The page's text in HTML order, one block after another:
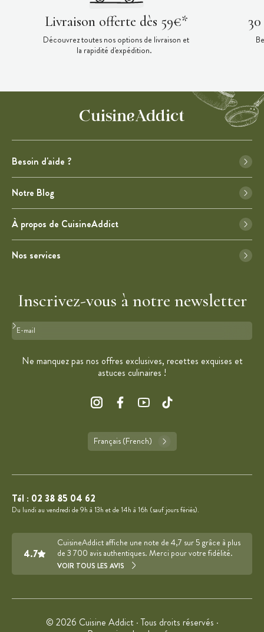
Livraison offerte dès 59€*
Découvrez toutes nos options de livraison et
la rapidité d'expédition.
Besoin d'aide ?
Notre Blog
À propos de CuisineAddict
Nos services
Inscrivez-vous à notre newsletter
Format : adresse@email.com
Ne manquez pas nos offres exclusives, recettes exquises et
astuces culinaires !
Français (French)
Tél : 02 38 85 04 62
Du lundi au vendredi de 9h à 13h et de 14h à 16h (sauf jours fériés).
4.7
CuisineAddict affiche une note de 4,7 sur 5 grâce à plus
de 3 700 avis authentiques. Merci pour votre fidélité.
VOIR TOUS LES AVIS
© 2026 Cuisine Addict · Tous droits réservés ·